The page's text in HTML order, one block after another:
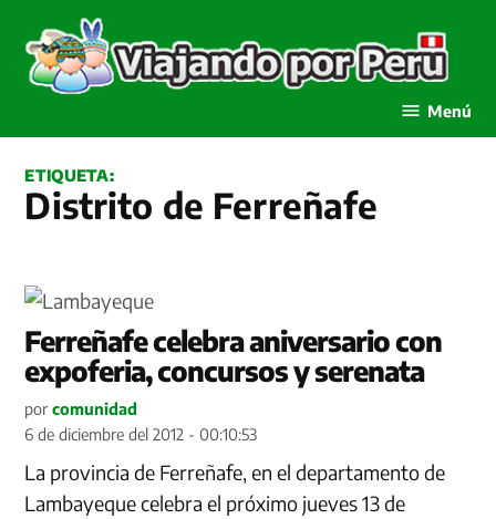
contenido
Menú
ETIQUETA:
Distrito de Ferreñafe
Ferreñafe celebra aniversario con
expoferia, concursos y serenata
por comunidad
6 de diciembre del 2012 - 00:10:53
La provincia de Ferreñafe, en el departamento de
Lambayeque celebra el próximo jueves 13 de